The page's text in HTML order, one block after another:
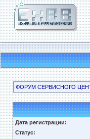
ФОРУМ СЕРВИСНОГО
Дата регистрации:
Статус: